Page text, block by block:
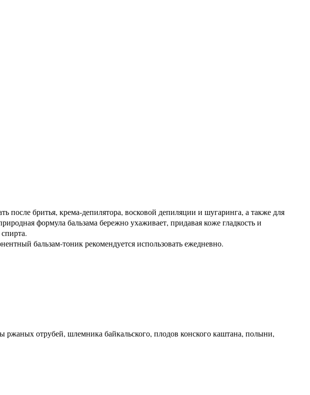
после бритья, крема-депилятора, восковой депиляции и шугаринга, а также для
формула бальзама бережно ухаживает, придавая коже гладкость и
бальзам-тоник рекомендуется использовать ежедневно.
ржаных отрубей, шлемника байкальского, плодов конского каштана, полыни,